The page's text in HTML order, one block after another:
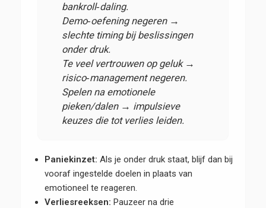
bankroll‑daling.
Demo‑oefening negeren →
slechte timing bij beslissingen
onder druk.
Te veel vertrouwen op geluk →
risico‑management negeren.
Spelen na emotionele
pieken/dalen → impulsieve
keuzes die tot verlies leiden.
Paniekinzet: Als je onder druk staat, blijf dan bij
vooraf ingestelde doelen in plaats van
emotioneel te reageren.
Verliesreeksen: Pauzeer na drie